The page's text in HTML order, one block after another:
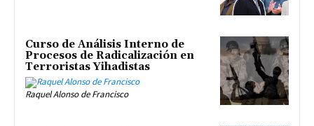
Curso de Análisis Interno de
Procesos de Radicalización en
Terroristas Yihadistas
Raquel Alonso de Francisco